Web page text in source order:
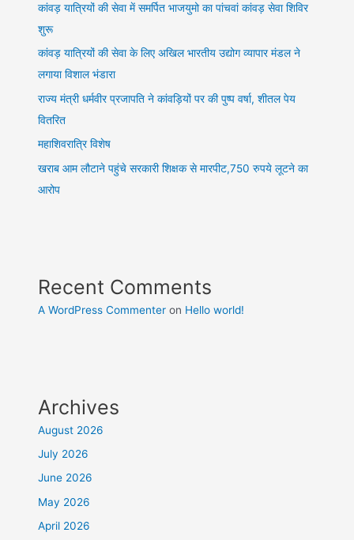
समारोह
आयोजन
कांवड़ यात्रियों की सेवा में समर्पित भाजयुमो का पांचवां कांवड़ सेवा शिविर
शुरू
कांवड़ यात्रियों की सेवा के लिए अखिल भारतीय उद्योग व्यापार मंडल ने
लगाया विशाल भंडारा
राज्य मंत्री धर्मवीर प्रजापति ने कांवड़ियों पर की पुष्प वर्षा, शीतल पेय
वितरित
महाशिवरात्रि विशेष
खराब आम लौटाने पहुंचे सरकारी शिक्षक से मारपीट,750 रुपये लूटने का
आरोप
Recent Comments
A WordPress Commenter on Hello world!
Archives
August 2026
July 2026
June 2026
May 2026
April 2026